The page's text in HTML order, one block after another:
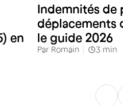
en
Indemnités de
déplacements
le guide 2026
Par Romain 3 min